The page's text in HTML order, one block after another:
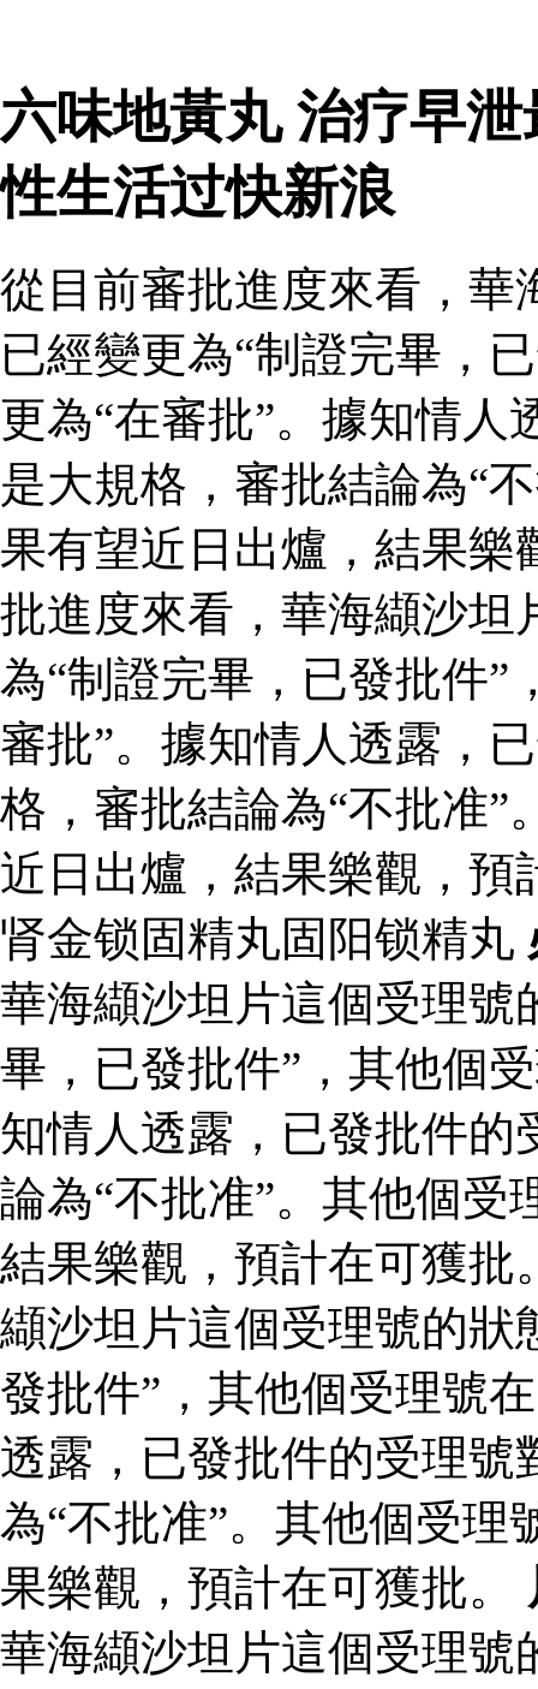
六味地黃丸 治疗早
性生活过快新浪
從目前審批進度來看，華
已經變更為“制證完畢，
更為“在審批”。據知情
是大規格，審批結論為“
果有望近日出爐，結果樂
批進度來看，華海纈沙坦
為“制證完畢，已發批件”
審批”。據知情人透露，
格，審批結論為“不批准”
近日出爐，結果樂觀，預
肾金锁固精丸固阳锁精丸
華海纈沙坦片這個受理號
畢，已發批件”，其他個
知情人透露，已發批件的
論為“不批准”。其他個受
結果樂觀，預計在可獲批
纈沙坦片這個受理號的狀
發批件”，其他個受理號
透露，已發批件的受理號
為“不批准”。其他個受理
果樂觀，預計在可獲批。
華海纈沙坦片這個受理號